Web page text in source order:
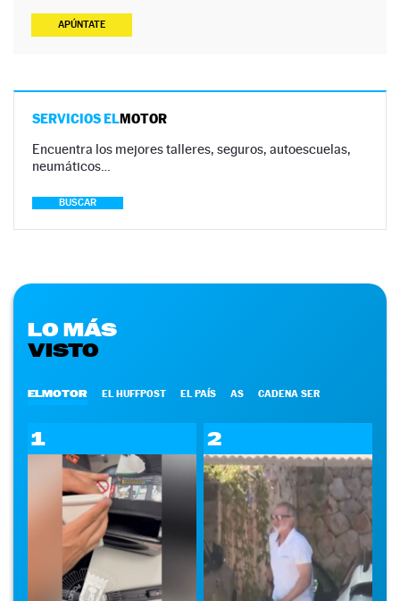
APÚNTATE
SERVICIOS ELMOTOR
Encuentra los mejores talleres, seguros, autoescuelas,
neumáticos…
BUSCAR
LO MÁS
VISTO
ELMOTOR EL HUFFPOST EL PAÍS AS CADENA SER
1 2